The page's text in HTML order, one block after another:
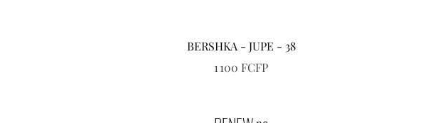
Aperçu rapide
BERSHKA - JUPE - 38
Prix
1 100 FCFP